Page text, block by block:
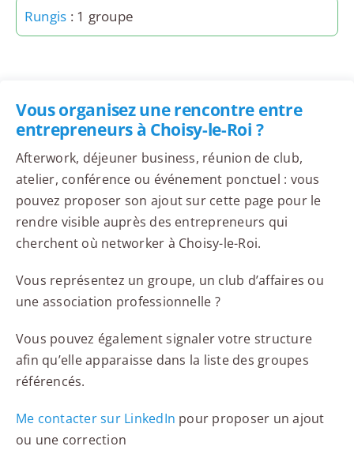
Rungis : 1 groupe
Vous organisez une rencontre entre
entrepreneurs à Choisy-le-Roi ?
Afterwork, déjeuner business, réunion de club,
atelier, conférence ou événement ponctuel : vous
pouvez proposer son ajout sur cette page pour le
rendre visible auprès des entrepreneurs qui
cherchent où networker à Choisy-le-Roi.
Vous représentez un groupe, un club d’affaires ou
une association professionnelle ?
Vous pouvez également signaler votre structure
afin qu’elle apparaisse dans la liste des groupes
référencés.
Me contacter sur LinkedIn pour proposer un ajout
ou une correction